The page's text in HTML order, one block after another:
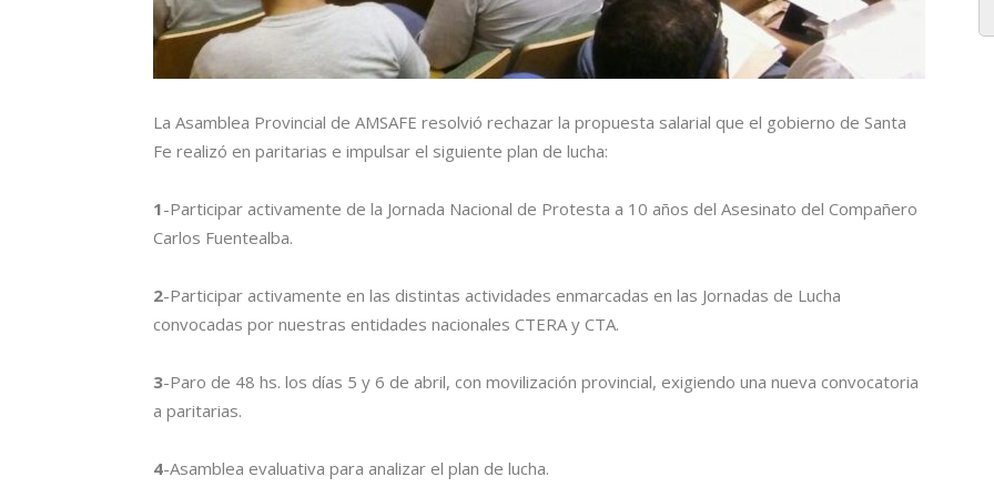
La Asamblea Provincial de AMSAFE resolvió rechazar la propuesta salarial que el gobierno de Santa
Fe realizó en paritarias e impulsar el siguiente plan de lucha:
1-Participar activamente de la Jornada Nacional de Protesta a 10 años del Asesinato del Compañero
Carlos Fuentealba.
2-Participar activamente en las distintas actividades enmarcadas en las Jornadas de Lucha
convocadas por nuestras entidades nacionales CTERA y CTA.
3-Paro de 48 hs. los días 5 y 6 de abril, con movilización provincial, exigiendo una nueva convocatoria
a paritarias.
4-Asamblea evaluativa para analizar el plan de lucha.